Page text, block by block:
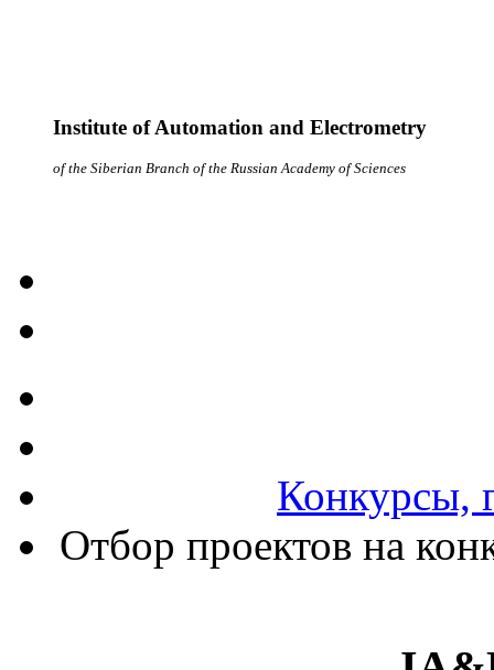
Institute of Automation and Electrometry
of the Siberian Branch of the Russian Academy of Sciences
Конкурсы,
Отбор проектов на